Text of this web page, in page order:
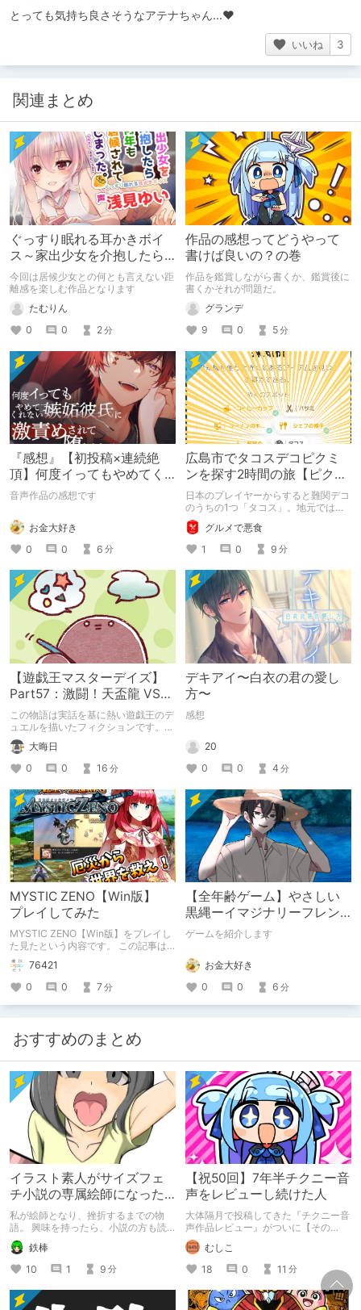
とっても気持ち良さそうなアテナちゃん…♥
いいね 3
関連まとめ
ぐっすり眠れる耳かきボイ
ス～家出少女を介抱したら
何年も居候されてしまった
～
今回は居候少女との何とも言えない距
離感を楽しむ作品となります
たむりん
0
0 2分
作品の感想ってどうやって
書けば良いの？の巻
作品を鑑賞しながら書くか、鑑賞後に
書くかそれが問題だ。
グランデ
9
0 5分
『感想』【初投稿×連続絶
頂】何度イってもやめてく
れない嫉妬彼氏に激責めさ
音声作品の感想です
お金大好き
0
0 6 分
広島市でタコスデコピクミ
ンを探す2時間の旅【ピクミ
ンブルーム / Pikmin
Bloom】
日本のプレイヤーからすると難関デコ
のうちの1つ「タコス」。地元では見
つけられなかった男が広島で探す旅を
お送りします。ねくすと5月のテーマ
「お出かけの記録」。
グルメで悪食
1
0 9 分
【遊戯王マスターデイズ】
Part57：激闘！天盃龍 VS
千年D【架空デュエル】
この物語は実話を基に熱い遊戯王のデ
ュエルを描いたフィクションです。
（自分用メモ：2025-05-14）
大晦日
0
0 16 分
デキアイ〜白衣の君の愛し
方〜
感想
20
0
0 4 分
MYSTIC ZENO【Win版】
プレイしてみた
MYSTIC ZENO【Win版】をプレイし
た見たという内容です。 この記事は
通常のクリエイターズ記事です。
76421
0
0 7分
【全年齢ゲーム】やさしい
黒縄ーイマジナリーフレン
ドの「彼」と過ごすおぼん
ゲームを紹介します
お金大好き
0
0 6 分
おすすめのまとめ
イラスト素人がサイズフェ
チ小説の専属絵師になった
お話
私が絵師となり、挫折するまでの物
語。 興味を持ったら、小説の方も読
んで欲しいなって感じ 私の絵を使っ
てくれてる小説書きさんのページＵＲ
Ｌ
https://www.pixiv.net/users/341489
73/novels?p=1
鉄棒
10
1 9 分
【祝50回】7年半チクニー音
声をレビューし続けた人
大体隔月で投稿してきた『チクニー音
声作品レビュー』がついに【その
50】を迎えました！ 約7年半チクニー
し続け、おシコり報告をしてきただけ
ですけど記念は記念。 皆様への感謝
を伝えたり、これまでの投稿を振り返
ります。
むしこ
18
0 11 分